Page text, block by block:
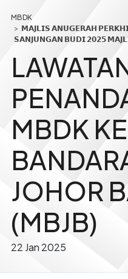
𝗠𝗔𝗝𝗟𝗜𝗦 𝗔𝗡𝗨𝗚𝗘𝗥𝗔𝗛
𝗦𝗔𝗡𝗝𝗨𝗡𝗚𝗔𝗡 𝗕𝗨𝗗𝗜 𝟮𝟬𝟮𝟱
MBDK
JOHOR
(MBJB)
22 Jan 2025